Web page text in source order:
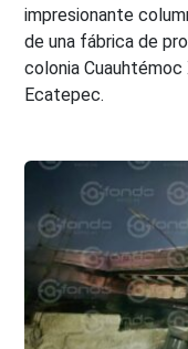
impresionante
de una fábrica de
colonia
Ecatepec.